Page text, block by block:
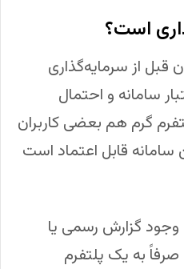
است؟
قبل از سرمایه‌گذاری
سامانه و احتمال
گرم هم بعضی کاربران
سامانه قابل اعتماد است
گزارش رسمی یا
به یک پلتفرم